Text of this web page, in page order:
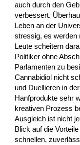
auch durch den
verbessert.
Leben an der
stressig, es werden
Leute scheitern
Politiker ohne
Parlamenten zu
Cannabidiol nicht
und Duellieren in
Hanfprodukte sehr
kreativen Prozess
Ausgleich ist nicht
Blick auf die
schnellen,